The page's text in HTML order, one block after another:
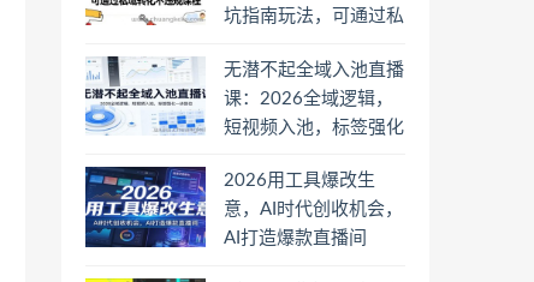
坑指南玩法，可通过私
无潜不起全域入池直播
课：2026全域逻辑，
短视频入池，标签强化
2026用工具爆改生
意，AI时代创收机会，
AI打造爆款直播间